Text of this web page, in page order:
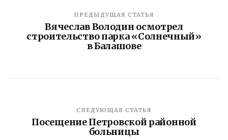
ПРЕДЫДУЩАЯ СТАТЬЯ
Вячеслав Володин осмотрел
строительство парка «Солнечный»
в Балашове
СЛЕДУЮЩАЯ СТАТЬЯ
Посещение Петровской районной
больницы